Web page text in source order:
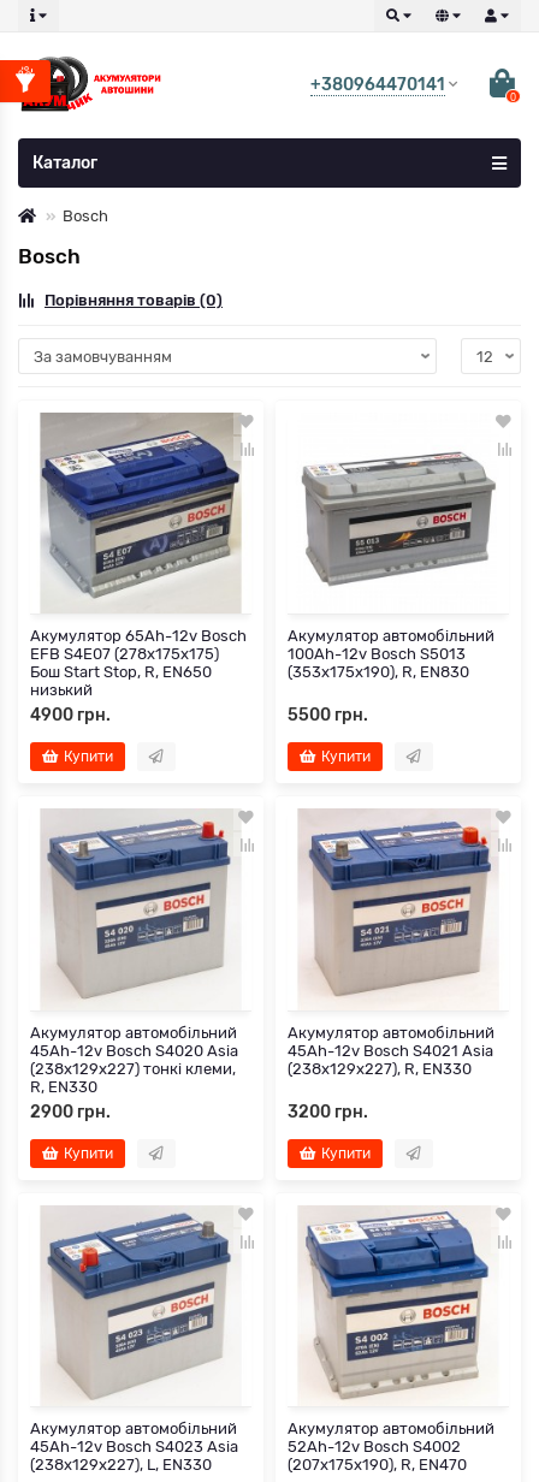
+380964470141
0
Каталог
Bosch
Bosch
Порівняння товарів (0)
Акумулятор 65Ah-12v Bosch
EFB S4E07 (278х175х175)
Бош Start Stop, R, EN650
низький
4900 грн.
Купити
Акумулятор автомобільний
100Ah-12v Bosch S5013
(353х175х190), R, EN830
5500 грн.
Купити
Акумулятор автомобільний
45Ah-12v Bosch S4020 Asia
(238х129х227) тонкі клеми,
R, EN330
2900 грн.
Купити
Акумулятор автомобільний
45Ah-12v Bosch S4021 Asia
(238х129х227), R, EN330
3200 грн.
Купити
Акумулятор автомобільний
45Ah-12v Bosch S4023 Asia
(238х129х227), L, EN330
Акумулятор автомобільний
52Ah-12v Bosch S4002
(207х175х190), R, EN470